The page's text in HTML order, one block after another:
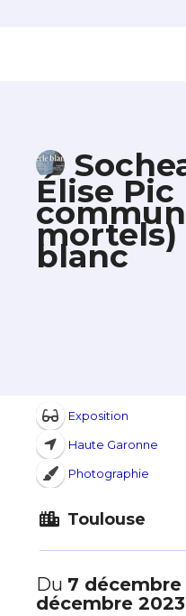
Élise Pic
mortels)
blanc
Exposition
Haute Garonne
Photographie
Toulouse
Du 7 décembre
décembre 2023